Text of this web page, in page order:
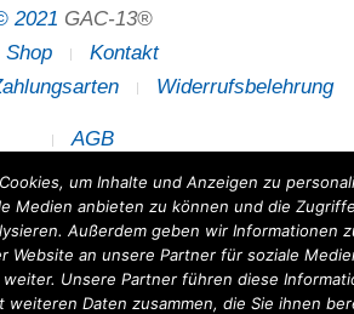
2021 GAC-13®
Shop
Kontakt
Widerrufsbelehrung
AGB
um Inhalte und Anzeigen zu
Medien anbieten zu können und die
Außerdem geben wir Informationen
Website an unsere Partner für soziale
Unsere Partner führen diese
weiteren Daten zusammen, die Sie ihnen